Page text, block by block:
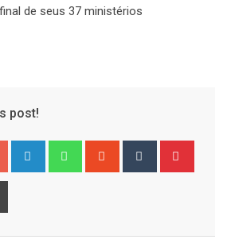
de seus 37 ministérios
post!
Google+ LinkedIn WhatsappStumbleUpon
Tumblr